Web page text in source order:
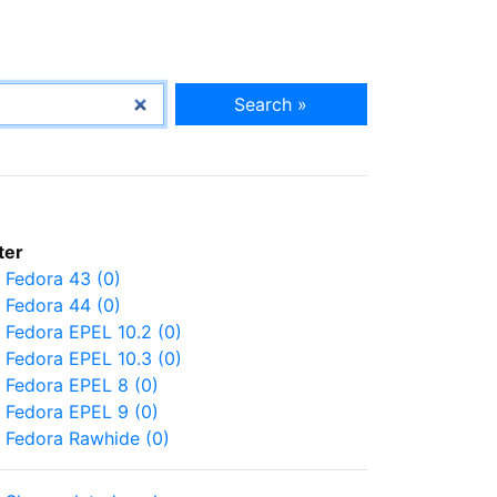
Search »
Fedora 43 (0)
Fedora 44 (0)
Fedora EPEL 10.2 (0)
Fedora EPEL 10.3 (0)
Fedora EPEL 8 (0)
Fedora EPEL 9 (0)
Fedora Rawhide (0)